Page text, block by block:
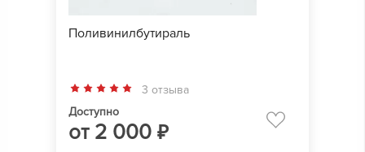
Поливинилбутираль
3 отзыва
Доступно
от 2 000 ₽